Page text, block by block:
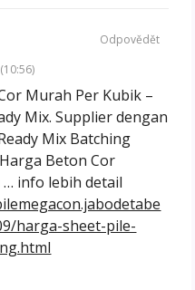
Murah Per Kubik –
Mix. Supplier dengan
Mix Batching
Beton Cor
… info lebih detail
harga-sheet-pile-
Odpovědět